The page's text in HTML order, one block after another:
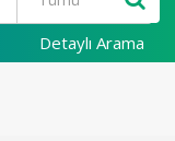
Detaylı Arama